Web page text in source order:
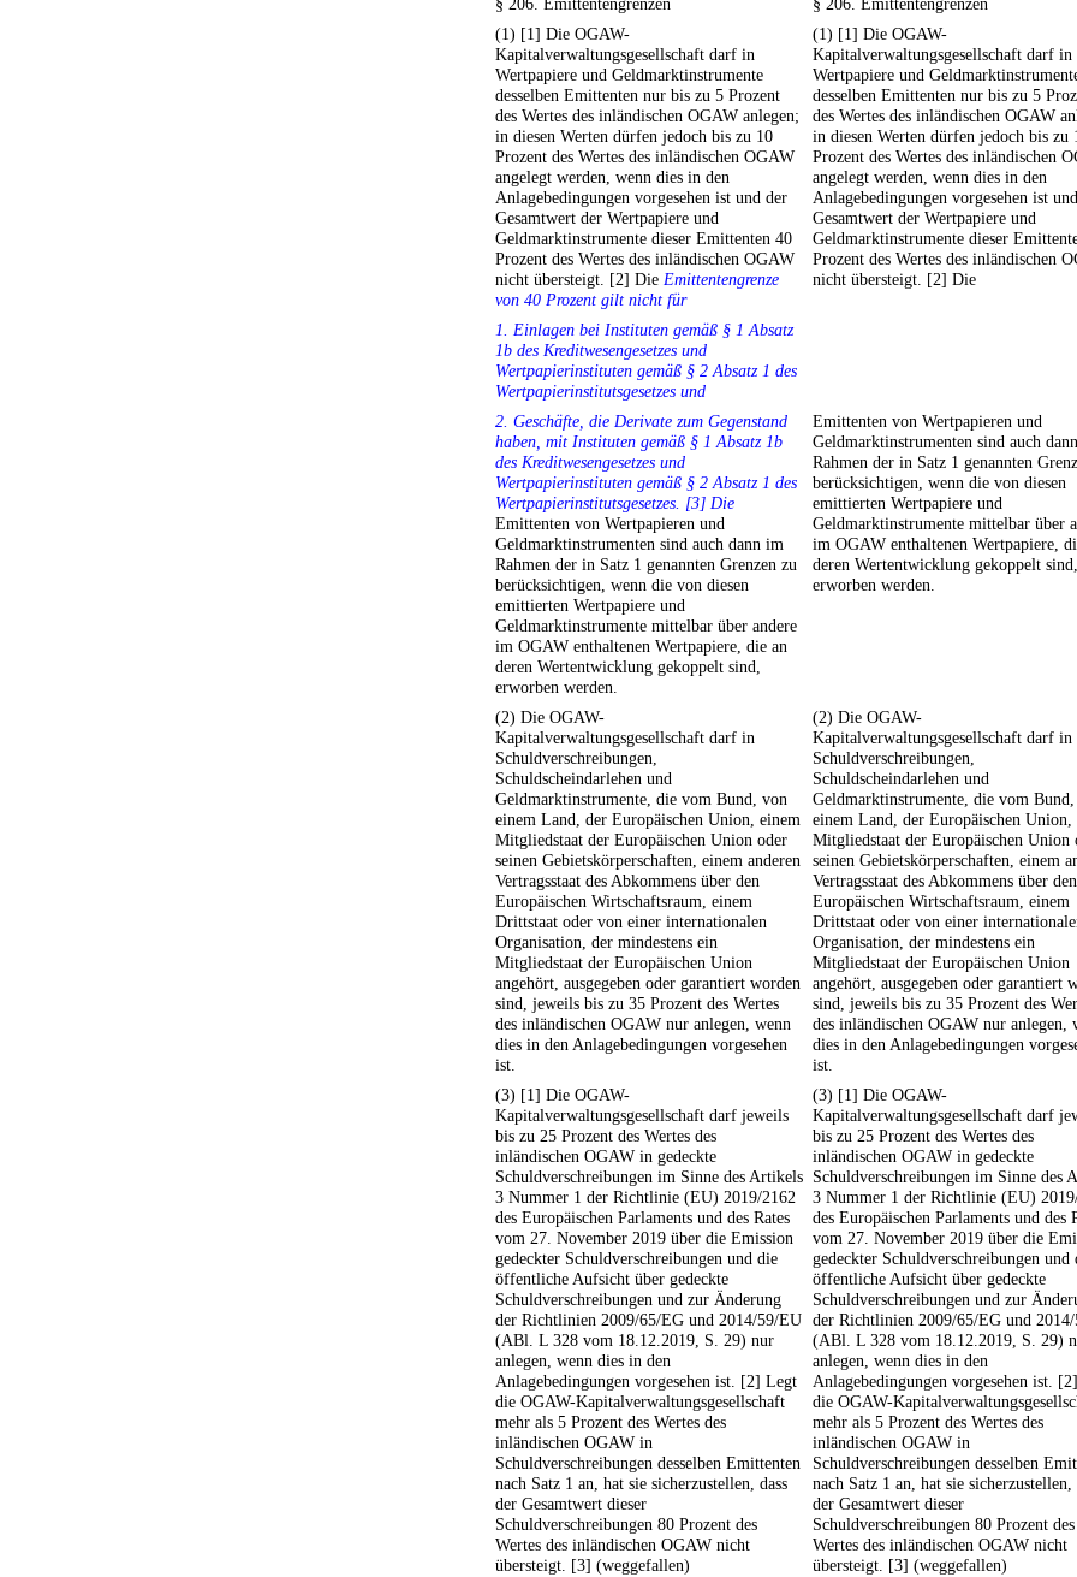
§ 206. Emittentengrenzen
§ 206. Emittentengrenzen
(1) [1] Die OGAW-
Kapitalverwaltungsgesellschaft darf in
Wertpapiere und Geldmarktinstrumente
desselben Emittenten nur bis zu 5 Prozent
des Wertes des inländischen OGAW anlegen;
in diesen Werten dürfen jedoch bis zu 10
Prozent des Wertes des inländischen OGAW
angelegt werden, wenn dies in den
Anlagebedingungen vorgesehen ist und der
Gesamtwert der Wertpapiere und
Geldmarktinstrumente dieser Emittenten 40
Prozent des Wertes des inländischen OGAW
nicht übersteigt. [2] Die Emittentengrenze
von 40 Prozent gilt nicht für
(1) [1] Die OGAW-
Kapitalverwaltungsgesellschaft darf in
Wertpapiere und
desselben Emittenten nur bis zu 5
des Wertes des inländischen OGAW
in diesen Werten dürfen jedoch bis zu
Prozent des Wertes des inländischen
angelegt werden, wenn dies in den
Anlagebedingungen vorgesehen ist
Gesamtwert der Wertpapiere und
Geldmarktinstrumente dieser
Prozent des Wertes des inländischen
nicht übersteigt. [2] Die
1. Einlagen bei Instituten gemäß § 1 Absatz
1b des Kreditwesengesetzes und
Wertpapierinstituten gemäß § 2 Absatz 1 des
Wertpapierinstitutsgesetzes und
2. Geschäfte, die Derivate zum Gegenstand
haben, mit Instituten gemäß § 1 Absatz 1b
des Kreditwesengesetzes und
Wertpapierinstituten gemäß § 2 Absatz 1 des
Wertpapierinstitutsgesetzes. [3] Die
Emittenten von Wertpapieren und
Geldmarktinstrumenten sind auch dann im
Rahmen der in Satz 1 genannten Grenzen zu
berücksichtigen, wenn die von diesen
emittierten Wertpapiere und
Geldmarktinstrumente mittelbar über andere
im OGAW enthaltenen Wertpapiere, die an
deren Wertentwicklung gekoppelt sind,
erworben werden.
Emittenten von Wertpapieren und
Geldmarktinstrumenten sind auch
Rahmen der in Satz 1 genannten
berücksichtigen, wenn die von diesen
emittierten Wertpapiere und
Geldmarktinstrumente mittelbar über
im OGAW enthaltenen Wertpapiere,
deren Wertentwicklung gekoppelt sind,
erworben werden.
(2) Die OGAW-
Kapitalverwaltungsgesellschaft darf in
Schuldverschreibungen,
Schuldscheindarlehen und
Geldmarktinstrumente, die vom Bund, von
einem Land, der Europäischen Union, einem
Mitgliedstaat der Europäischen Union oder
seinen Gebietskörperschaften, einem anderen
Vertragsstaat des Abkommens über den
Europäischen Wirtschaftsraum, einem
Drittstaat oder von einer internationalen
Organisation, der mindestens ein
Mitgliedstaat der Europäischen Union
angehört, ausgegeben oder garantiert worden
sind, jeweils bis zu 35 Prozent des Wertes
des inländischen OGAW nur anlegen, wenn
dies in den Anlagebedingungen vorgesehen
ist.
(2) Die OGAW-
Kapitalverwaltungsgesellschaft darf in
Schuldverschreibungen,
Schuldscheindarlehen und
Geldmarktinstrumente, die vom
einem Land, der Europäischen Union,
Mitgliedstaat der Europäischen Union
seinen Gebietskörperschaften, einem
Vertragsstaat des Abkommens über den
Europäischen Wirtschaftsraum, einem
Drittstaat oder von einer
Organisation, der mindestens ein
Mitgliedstaat der Europäischen Union
angehört, ausgegeben oder garantiert
sind, jeweils bis zu 35 Prozent des
des inländischen OGAW nur anlegen,
dies in den Anlagebedingungen
ist.
(3) [1] Die OGAW-
Kapitalverwaltungsgesellschaft darf jeweils
bis zu 25 Prozent des Wertes des
inländischen OGAW in gedeckte
Schuldverschreibungen im Sinne des Artikels
3 Nummer 1 der Richtlinie (EU) 2019/2162
des Europäischen Parlaments und des Rates
vom 27. November 2019 über die Emission
gedeckter Schuldverschreibungen und die
öffentliche Aufsicht über gedeckte
Schuldverschreibungen und zur Änderung
der Richtlinien 2009/65/EG und 2014/59/EU
(ABl. L 328 vom 18.12.2019, S. 29) nur
anlegen, wenn dies in den
Anlagebedingungen vorgesehen ist. [2] Legt
die OGAW-Kapitalverwaltungsgesellschaft
mehr als 5 Prozent des Wertes des
inländischen OGAW in
Schuldverschreibungen desselben Emittenten
nach Satz 1 an, hat sie sicherzustellen, dass
der Gesamtwert dieser
Schuldverschreibungen 80 Prozent des
Wertes des inländischen OGAW nicht
übersteigt. [3] (weggefallen)
(3) [1] Die OGAW-
Kapitalverwaltungsgesellschaft darf
bis zu 25 Prozent des Wertes des
inländischen OGAW in gedeckte
Schuldverschreibungen im Sinne des
3 Nummer 1 der Richtlinie (EU)
des Europäischen Parlaments und des
vom 27. November 2019 über die
gedeckter Schuldverschreibungen und
öffentliche Aufsicht über gedeckte
Schuldverschreibungen und zur
der Richtlinien 2009/65/EG und
(ABl. L 328 vom 18.12.2019, S. 29)
anlegen, wenn dies in den
Anlagebedingungen vorgesehen ist.
die OGAW-
mehr als 5 Prozent des Wertes des
inländischen OGAW in
Schuldverschreibungen desselben
nach Satz 1 an, hat sie sicherzustellen,
der Gesamtwert dieser
Schuldverschreibungen 80 Prozent des
Wertes des inländischen OGAW nicht
übersteigt. [3] (weggefallen)